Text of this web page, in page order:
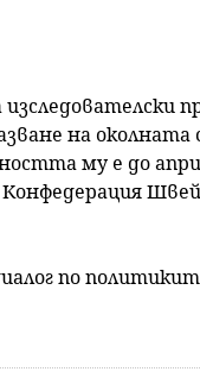
на околната
му е до
по